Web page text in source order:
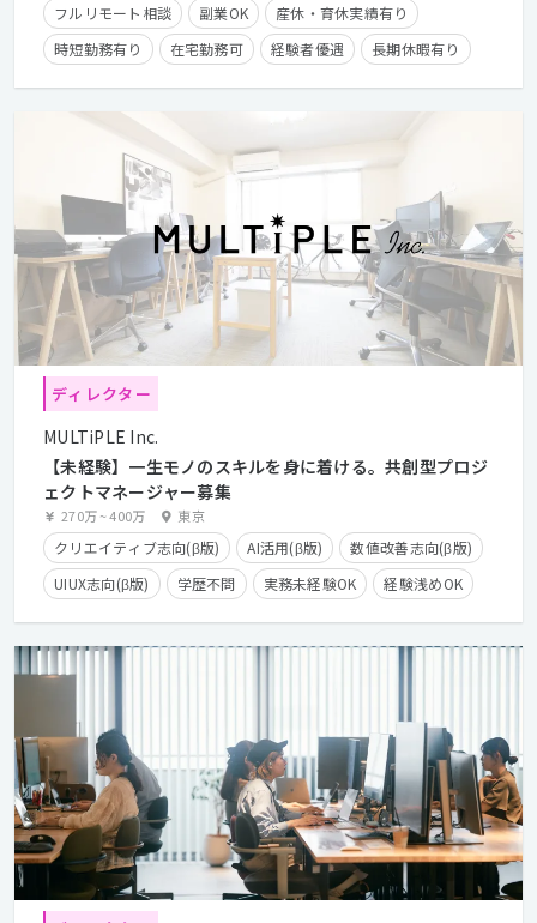
フルリモート相談 副業OK
産休・育休実績有り
時短勤務有り
在宅勤務可 経験者優遇
長期休暇有り
学歴不問
クライアントとの直接取引多数
ディレクター
MULTiPLE Inc.
【未経験】一生モノのスキルを身に着ける。共創型プロジ
ェクトマネージャー募集
270万~400万 東京
クリエイティブ志向(β版) AI活用(β版)
数値改善志向(β版)
UIUX志向(β版)
学歴不問 実務未経験OK
経験浅めOK
第二新卒歓迎
服装自由 残業少なめ
残業手当有り
住宅手当有り
副業OK
フレックスタイム制
クライアントとの直接取引多数